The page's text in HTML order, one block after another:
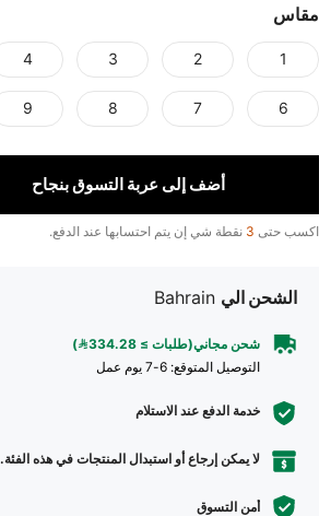
مقاس
1
2
3
4
6
7
8
9
أضف إلى عربة التسوق بنجاح
اكسب حتى 3 نقطة شي إن يتم احتسابها عند الدفع.
الشحن الي Bahrain
شحن مجاني(طلبات ≥ 334.28)
التوصيل المتوقع: 6-7 يوم عمل
خدمة الدفع عند الاستلام
لا يمكن إرجاع أو استبدال المنتجات في هذه الفئة.
أمن التسوق